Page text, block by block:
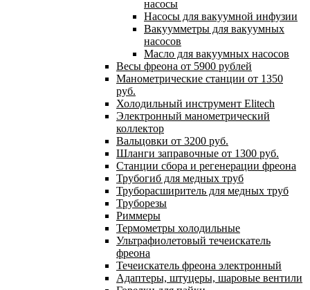
насосы
Насосы для вакуумной инфузии
Вакуумметры для вакуумных
насосов
Масло для вакуумных насосов
Весы фреона от 5900 рублей
Манометрические станции от 1350
руб.
Холодильный инструмент Elitech
Электронный манометрический
коллектор
Вальцовки от 3200 руб.
Шланги заправочные от 1300 руб.
Станции сбора и регенерации фреона
Трубогиб для медных труб
Труборасширитель для медных труб
Труборезы
Риммеры
Термометры холодильные
Ультрафиолетовый течеискатель
фреона
Течеискатель фреона электронный
Адаптеры, штуцеры, шаровые вентили